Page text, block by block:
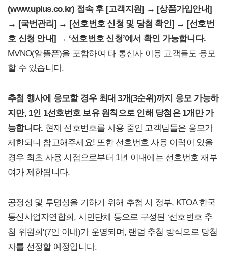
(www.uplus.co.kr) 접속 후 [고객지원] → [상품가입안내]
→ [국번관리] → [선호번호 신청 및 당첨 확인] → [선호번
호 신청 안내] → ‘선호번호 신청’에서 확인 가능합니다.
MVNO(알뜰폰)을 포함하여 타 통신사 이용 고객들도 응모
할 수 있습니다.
추첨 행사에 응모할 경우 최대 3개(3순위)까지 응모 가능하
지만, 1인 1선호번호 보유 원칙으로 인해 당첨은 1개만 가
능합니다. 현재 선호번호를 사용 중인 고객님들은 응모가
제한되니 참고해주세요! 또한 선호번호 사용 이력이 있을
경우 최초 사용 시점으로부터 1년 이내에는 선호번호 재부
여가 제한됩니다.
공정성 및 투명성을 기하기 위해 추첨 시 정부, KTOA 한국
통신사업자연합회, 시민단체 등으로 구성된 ‘선호번호 추
첨 위원회'(7인 이내)가 운영되며, 랜덤 추첨 방식으로 당첨
자를 선정할 예정입니다.